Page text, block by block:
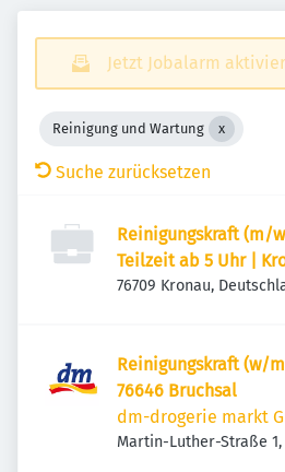
Jetzt Jobalarm
Reinigung und Wartung
Suche zurücksetzen
Reinigungskraft (m/
Teilzeit ab 5 Uhr |
76709 Kronau,
Reinigungskraft (w/
76646 Bruchsal
dm-drogerie markt
Martin-Luther-Straße